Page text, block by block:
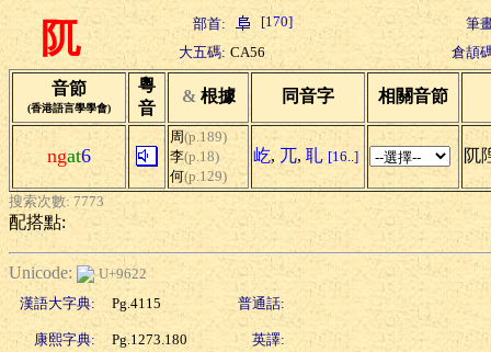
阢 部首: [170]
筆
大五碼: CA56 倉頡
音節
(香港語言學學會)
粵
音
& 根據 同音字 相關音節
ngat6
周(p.189)
李(p.18)
何(p.129)
屹, 兀, 耴 [16..] 阢
搜索次數: 7773
配搭點:
Unicode:
U+9622
漢語大字典:
Pg.4115 普通話:
康熙字典: Pg.1273.180 英譯: